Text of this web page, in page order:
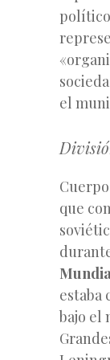
el
que
estaba
bajo el